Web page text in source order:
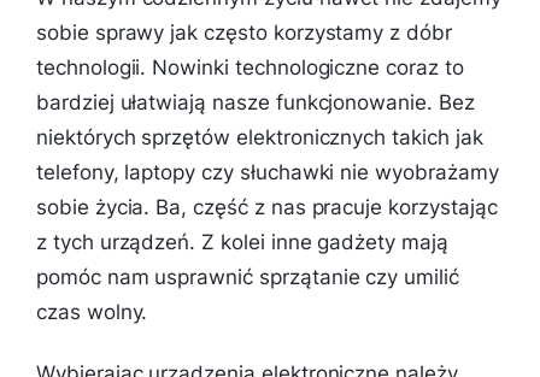
sobie sprawy jak często korzystamy z dóbr
technologii. Nowinki technologiczne coraz to
bardziej ułatwiają nasze funkcjonowanie. Bez
niektórych sprzętów elektronicznych takich jak
telefony, laptopy czy słuchawki nie wyobrażamy
sobie życia. Ba, część z nas pracuje korzystając
z tych urządzeń. Z kolei inne gadżety mają
pomóc nam usprawnić sprzątanie czy umilić
czas wolny.